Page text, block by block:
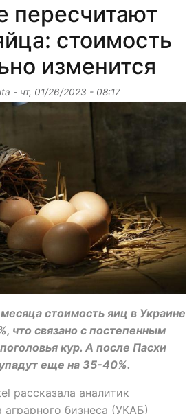
пересчитают
стоимость
изменится
- чт, 01/26/2023 - 08:17
стоимость яиц в Украине
что связано с постепенным
кур. А после Пасхи
еще на 35-40%.
рассказала аналитик
аграрного бизнеса (УКАБ)